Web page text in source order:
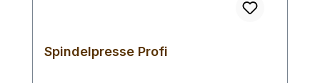
Spindelpresse Profi